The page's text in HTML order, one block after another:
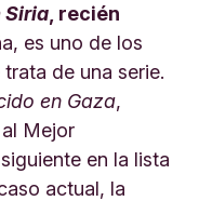
Siria , recién
es uno de los
de una serie.
en Gaza,
Mejor
en la lista
actual, la